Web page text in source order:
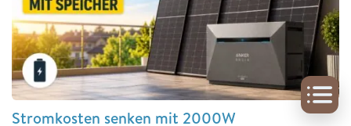
Stromkosten senken mit 2000W